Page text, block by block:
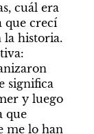
cuál era
que crecí
la historia.
significa
y luego
que
me lo han